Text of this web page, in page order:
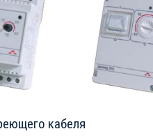
кабеля